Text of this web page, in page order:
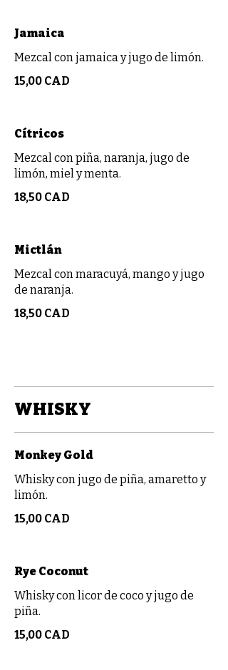
Jamaica
Mezcal con jamaica y jugo de limón.
15,00 CAD
Cítricos
Mezcal con piña, naranja, jugo de
limón, miel y menta.
18,50 CAD
Mictlán
Mezcal con maracuyá, mango y jugo
de naranja.
18,50 CAD
WHISKY
Monkey Gold
Whisky con jugo de piña, amaretto y
limón.
15,00 CAD
Rye Coconut
Whisky con licor de coco y jugo de
piña.
15,00 CAD